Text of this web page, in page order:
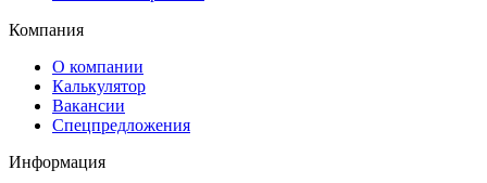
Компания
О компании
Калькулятор
Вакансии
Спецпредложения
Информация